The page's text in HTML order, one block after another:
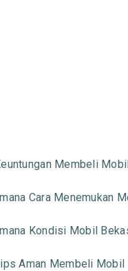
Membeli
Cara Menemukan
Kondisi Mobil
Aman Membeli